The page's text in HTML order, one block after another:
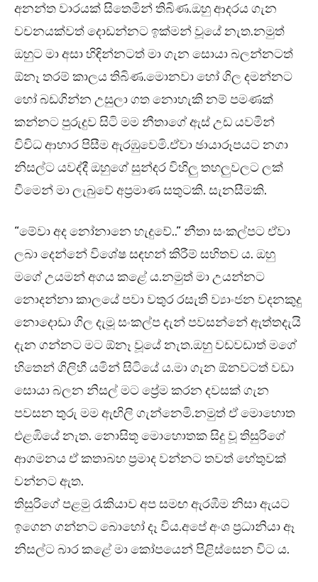
අනන්ත වාරයක් සිතෙමින් තිබිණ.ඔහු ආදරය ගැන
වචනයක්වත් දොඩන්නට ඉක්මන් වූයේ නැත.නමුත්
ඔහුට මා අසා හිඳින්නටත් මා ගැන සොයා බලන්නටත්
ඕනෑ තරම් කාලය තිබිණ.මොනවා හෝ ගිල දමන්නට
හෝ බඩගින්න උසුලා ගත නොහැකි නම් පමණක්
කන්නට පුරුදුව සිටි මම නීතාගේ ඇස් උඩ යවමින්
විවිධ ආහාර පිසීම ඇරඹුවෙමි.ඒවා ඡායාරූපයට නගා
නිසල්ට යවද්දී ඔහුගේ සුන්දර විහිලු තහලුවලට ලක්
වීමෙන් මා ලැබුවේ අප්‍රමාණ සතුටකි. සැනසීමකි.
“මේවා අද නෝනානෙ හැදුවේ..” නීතා සංකල්පට ඒවා
ලබා දෙන්නේ විශේෂ සඳහන් කිරීම් සහිතව ය. ඔහු
මගේ උයමන් අගය කළේ ය.නමුත් මා උයන්නට
නොදන්නා කාලයේ පවා වතුර රසැති ව්‍යාංජන වදනකුදු
නොදොඩා ගිල දැමූ සංකල්ප දැන් පවසන්නේ ඇත්තදැයි
දැන ගන්නට මට ඕනෑ වූයේ නැත.ඔහු වඩවඩාත් මගේ
හිතෙන් ගිලිහී යමින් සිටියේ ය.මා ගැන ඕනවටත් වඩා
සොයා බලන නිසල් මට ප්‍රේම කරන දවසක් ගැන
පවසන තුරු මම ඇඟිලි ගැන්නෙමි.නමුත් ඒ මොහොත
එළඹියේ නැත. නොසිතූ මොහොතක සිදු වූ තිසුරිගේ
ආගමනය ඒ කතාබහ ප්‍රමාද වන්නට තවත් හේතුවක්
වන්නට ඇත.
තිසුරිගේ පළමු රැකියාව අප සමඟ ඇරඹීම නිසා ඇයට
ඉගෙන ගන්නට බොහෝ දෑ විය.අපේ අංශ ප්‍රධානියා ඈ
නිසල්ට බාර කළේ මා කෝපයෙන් පිළිස්සෙන විට ය.